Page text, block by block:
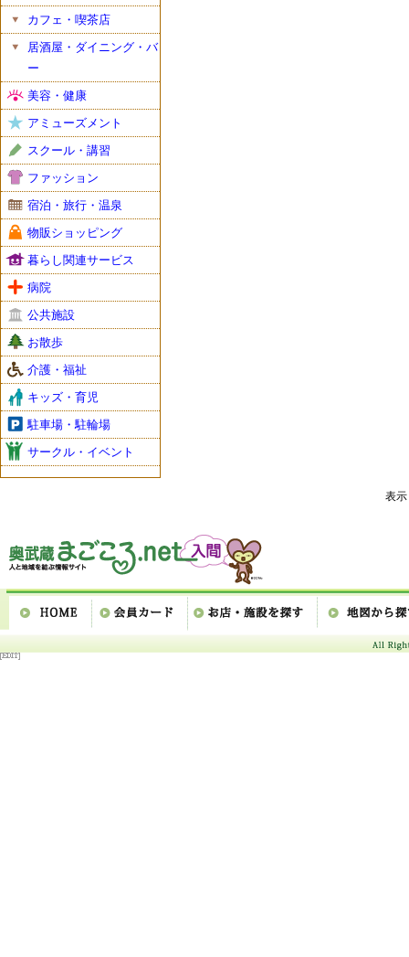
カフェ・喫茶店
居酒屋・ダイニング・バ
ー
美容・健康
アミューズメント
スクール・講習
ファッション
宿泊・旅行・温泉
物販ショッピング
暮らし関連サービス
病院
公共施設
お散歩
介護・福祉
キッズ・育児
駐車場・駐輪場
サークル・イベント
表